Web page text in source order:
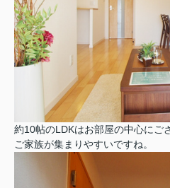
約10帖のLDKはお部屋の中心にご
ご家族が集まりやすいですね。